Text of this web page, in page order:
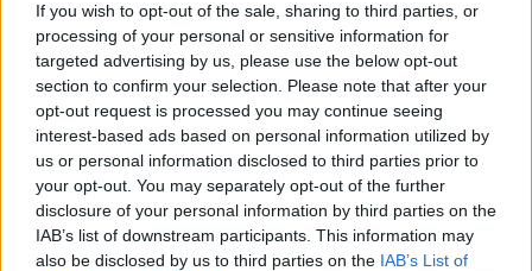
If you wish to opt-out of the sale, sharing to third parties, or
processing of your personal or sensitive information for
targeted advertising by us, please use the below opt-out
section to confirm your selection. Please note that after your
opt-out request is processed you may continue seeing
interest-based ads based on personal information utilized by
us or personal information disclosed to third parties prior to
your opt-out. You may separately opt-out of the further
disclosure of your personal information by third parties on the
IAB’s list of downstream participants. This information may
also be disclosed by us to third parties on the IAB’s List of
Több száz évre tekinthet vissza a
múltba, aki belép a felújított
agyagfalvi templomba